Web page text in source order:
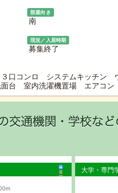
部屋向き
南
現況／入居時期
募集終了
３口コンロ システムキッチ
台 室内洗濯機置場 エアコン
大学・専門